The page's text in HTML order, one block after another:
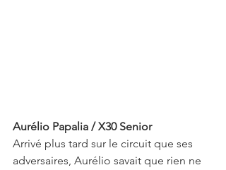
Aurélio Papalia / X30 Senior
Arrivé plus tard sur le circuit que ses
adversaires, Aurélio savait que rien ne